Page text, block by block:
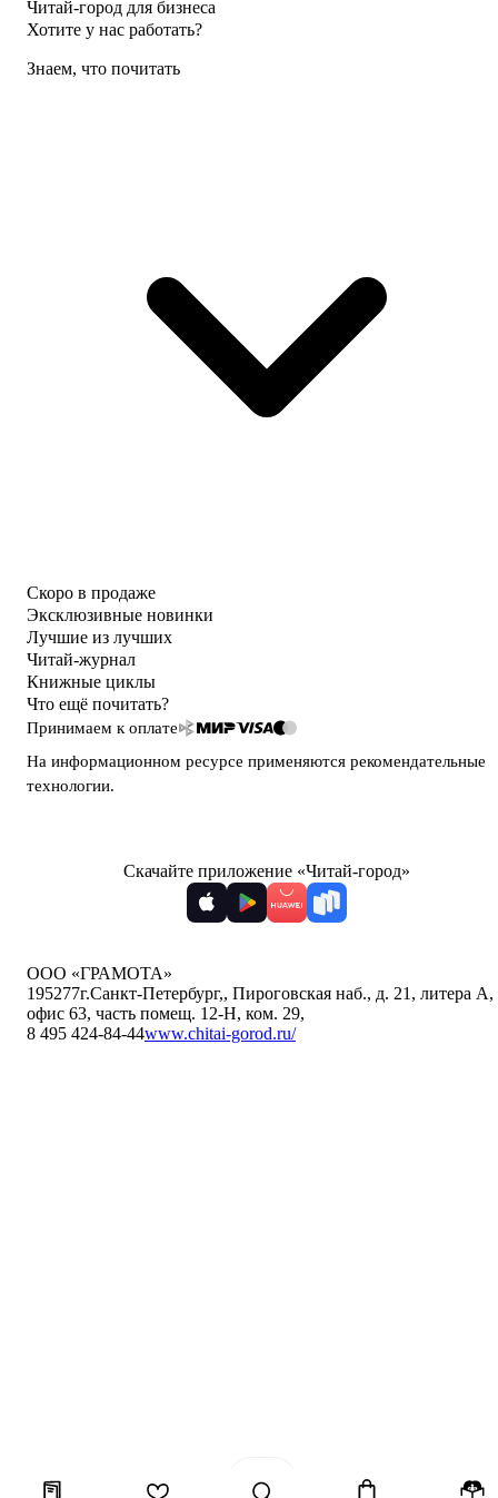
Читай-город для бизнеса
Хотите у нас работать?
Знаем, что почитать
Скоро в продаже
Эксклюзивные новинки
Лучшие из лучших
Читай-журнал
Книжные циклы
Что ещё почитать?
Принимаем к оплате
На информационном ресурсе применяются рекомендательные
технологии.
Скачайте приложение «Читай-город»
ООО «ГРАМОТА»
195277г.Санкт-Петербург,, Пироговская наб., д. 21, литера А,
офис 63, часть помещ. 12-Н, ком. 29,
8 495 424-84-44www.chitai-gorod.ru/